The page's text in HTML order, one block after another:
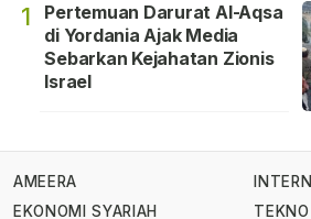
1
Pertemuan Darurat Al-Aqsa
di Yordania Ajak Media
Sebarkan Kejahatan Zionis
Israel
AMEERA
EKONOMI SYARIAH
TEKNO